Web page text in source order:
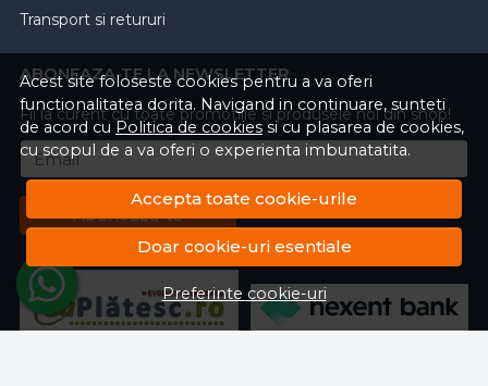
Acest site foloseste cookies pentru a va oferi
functionalitatea dorita. Navigand in continuare, sunteti
de acord cu Politica de cookies si cu plasarea de cookies,
cu scopul de a va oferi o experienta imbunatatita.
Accepta toate cookie-urile
Doar cookie-uri esentiale
Preferinte cookie-uri
Transport si retururi
ABONEAZA-TE LA NEWSLETTER
Fii la curent cu toate promotiile si produsele noi din shop!
Email
Aboneaza-te